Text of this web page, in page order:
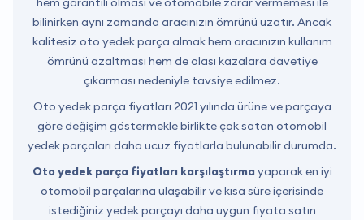
bilinirken aynı zamanda aracınızın ömrünü uzatır. Ancak
kalitesiz oto yedek parça almak hem aracınızın kullanım
ömrünü azaltması hem de olası kazalara davetiye
çıkarması nedeniyle tavsiye edilmez.
Oto yedek parça fiyatları 2021 yılında ürüne ve parçaya
göre değişim göstermekle birlikte çok satan otomobil
yedek parçaları daha ucuz fiyatlarla bulunabilir durumda.
Oto yedek parça fiyatları karşılaştırma yaparak en iyi
otomobil parçalarına ulaşabilir ve kısa süre içerisinde
istediğiniz yedek parçayı daha uygun fiyata satın